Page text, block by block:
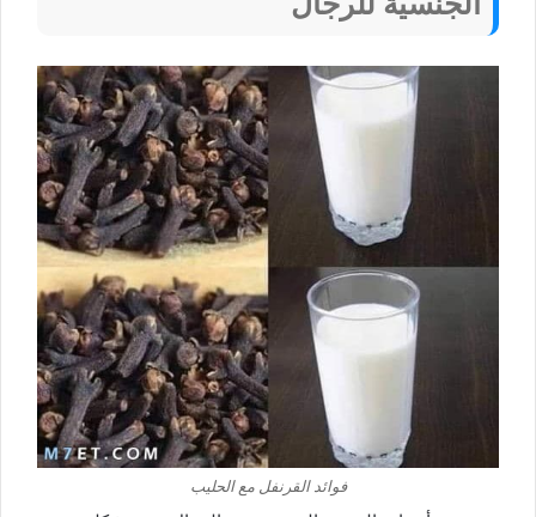
فوائد القرنفل مع الحليب